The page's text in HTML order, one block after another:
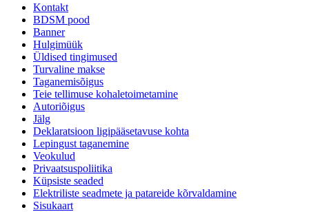
Kontakt
BDSM pood
Banner
Hulgimüük
Üldised tingimused
Turvaline makse
Taganemisõigus
Teie tellimuse kohaletoimetamine
Autoriõigus
Jälg
Deklaratsioon ligipääsetavuse kohta
Lepingust taganemine
Veokulud
Privaatsuspoliitika
Küpsiste seaded
Elektriliste seadmete ja patareide kõrvaldamine
Sisukaart